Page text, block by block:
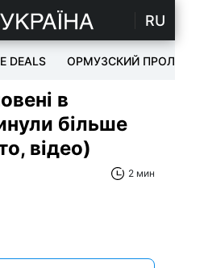
RU
DEALS ОРМУЗСКИЙ ПРОЛИВ
в
більше
відео)
2 мин